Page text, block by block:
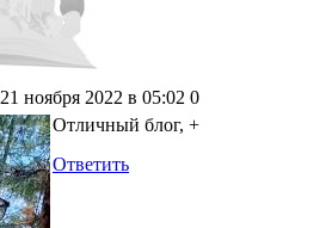
21 ноября 2022 в 05:02 0
Отличный блог, +
Ответить